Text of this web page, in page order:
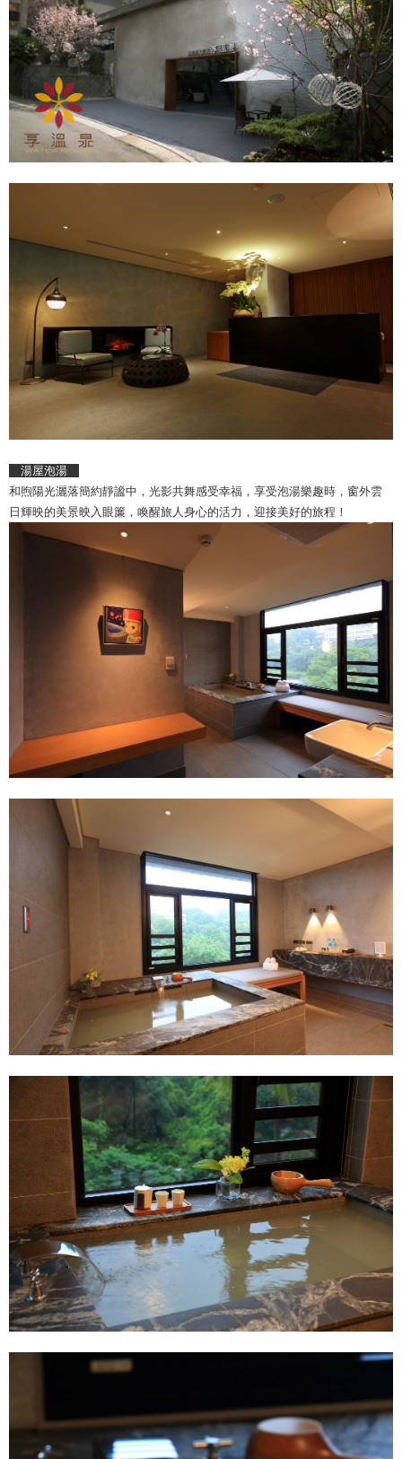
湯屋泡湯
和煦陽光灑落簡約靜謐中，光影共舞感受幸福，享受泡湯樂趣時，窗外雲
日輝映的美景映入眼簾，喚醒旅人身心的活力，迎接美好的旅程！